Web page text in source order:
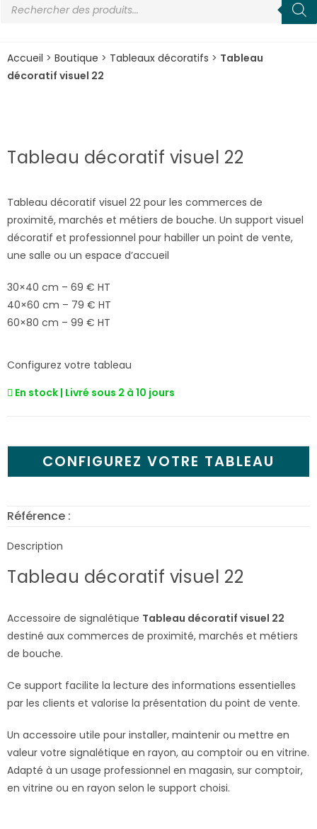
Accueil > Boutique > Tableaux décoratifs > Tableau
décoratif visuel 22
Tableau décoratif visuel 22
Tableau décoratif visuel 22 pour les commerces de
proximité, marchés et métiers de bouche. Un support visuel
décoratif et professionnel pour habiller un point de vente,
une salle ou un espace d’accueil
30×40 cm – 69 € HT
40×60 cm – 79 € HT
60×80 cm – 99 € HT
Configurez votre tableau
En stock | Livré sous 2 à 10 jours
CONFIGUREZ VOTRE TABLEAU
Référence :
Description
Tableau décoratif visuel 22
Accessoire de signalétique Tableau décoratif visuel 22
destiné aux commerces de proximité, marchés et métiers
de bouche.
Ce support facilite la lecture des informations essentielles
par les clients et valorise la présentation du point de vente.
Un accessoire utile pour installer, maintenir ou mettre en
valeur votre signalétique en rayon, au comptoir ou en vitrine.
Adapté à un usage professionnel en magasin, sur comptoir,
en vitrine ou en rayon selon le support choisi.